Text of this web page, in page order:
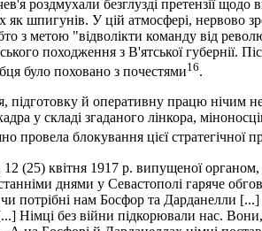
роздмухали безглузді претензії щодо
шпигунів. У цій атмосфері, нервово
з метою "відволікти команду від
походження з В'ятської губернії.
було поховано з почестями16.
й оперативну працю нічим
у складі згаданого лінкора,
блокування цієї стратегічної
(25) квітня 1917 р. випущеної
днями у Севастополі гаряче
потрібні нам Босфор та Дарданелли [...]
Німці без війни підкорювали нас.